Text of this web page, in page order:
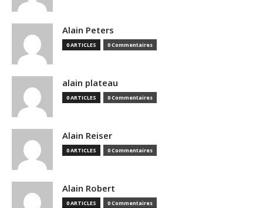
Alain Peters
0 ARTICLES 0 Commentaires
alain plateau
0 ARTICLES 0 Commentaires
Alain Reiser
0 ARTICLES 0 Commentaires
Alain Robert
0 ARTICLES 0 Commentaires